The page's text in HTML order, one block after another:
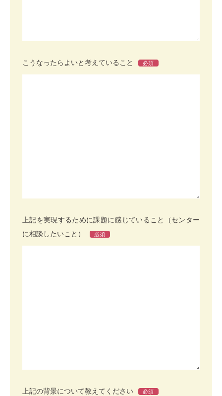
こうなったらよいと考えていること 必須
上記を実現するために課題に感じていること（センター
に相談したいこと）
必須
上記の背景について教えてください 必須